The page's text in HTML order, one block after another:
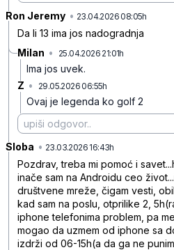
Ron Jeremy • 23.04.2026 08:05h
Da li 13 ima jos nadogradnja
Milan • 25.04.2026 21:01h
Ima jos uvek.
Z • 29.05.2026 06:55h
Ovaj je legenda ko golf 2
Sloba • 23.03.2026 16:43h
Pozdrav, treba mi pomoć i
inače sam na Androidu ceo
društvene mreže, čigam vesti,
kad sam na poslu, otprilike 2,
iphone telefonima problem, pa
mogao da uzmem od iphone sa
izdrži od 06-15h(a da ga ne